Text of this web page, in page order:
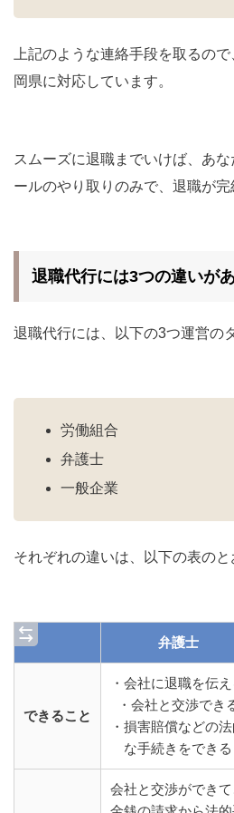
上記のような連絡手段を取るの
岡県に対応しています。
スムーズに退職までいけば、あ
ールのやり取りのみで、退職が完
退職代行には3つの違いが
退職代行には、以下の3つ運営の
労働組合
弁護士
一般企業
それぞれの違いは、以下の表のと
弁護士
できること
・会社に退職を伝え
・会社と交渉でき
・損害賠償などの
な手続きをできる
会社と交渉ができて